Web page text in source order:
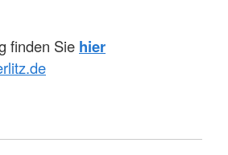
finden Sie hier